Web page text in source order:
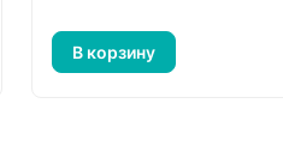
В корзину